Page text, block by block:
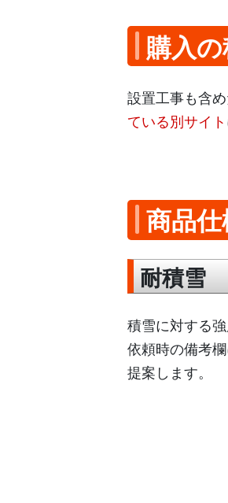
購入
設置工事も含
ている別サイト
商品
耐積雪
積雪に対する
依頼時の備考
提案します。